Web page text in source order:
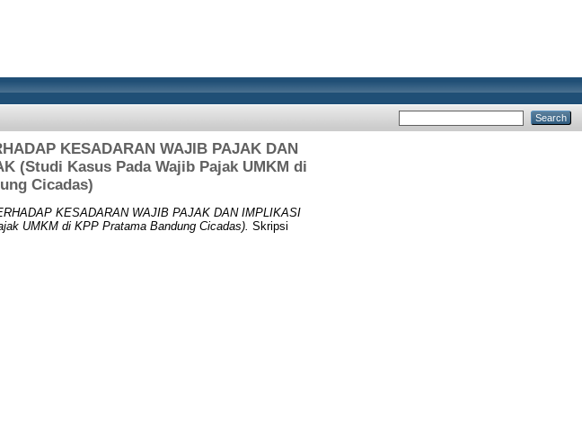
KESADARAN WAJIB PAJAK DAN
(Studi Kasus Pada Wajib Pajak UMKM di
Cicadas)
KESADARAN WAJIB PAJAK DAN IMPLIKASI
UMKM di KPP Pratama Bandung Cicadas). Skripsi